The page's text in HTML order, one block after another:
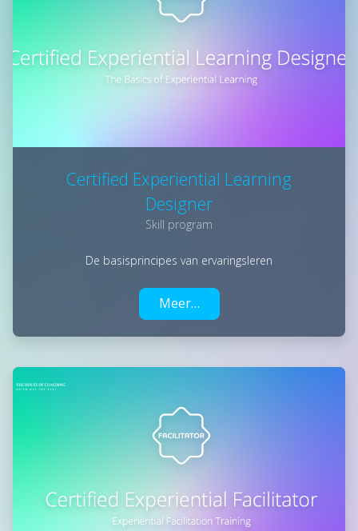
Certified Experiential Learning
Designer
Skill program
De basisprincipes van ervaringsleren
Meer…